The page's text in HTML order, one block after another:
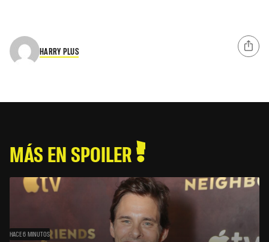
HARRY PLUS
MÁS EN SPOILER
HACE 6 MINUTOS